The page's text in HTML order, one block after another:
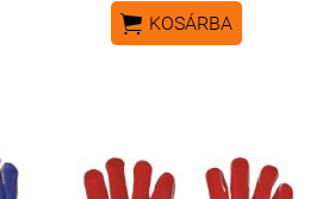
 KOSÁRBA